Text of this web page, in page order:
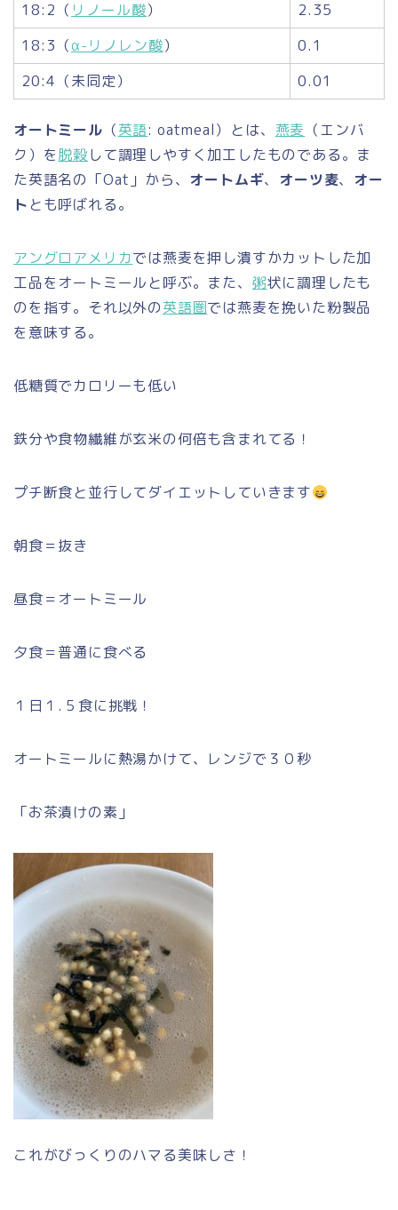
18:2（ リノール酸）
2.35
18:3（α-リノレン酸）
0.1
20:4（未同定）
0.01
オートミール （英語: oatmeal）とは、 燕麦 （エンバ
ク）を脱穀して調理しやすく加工したものである。ま
た英語名の「Oat」から、 オートムギ、 オーツ麦、 オー
トとも呼ばれる。
アングロアメリカでは燕麦を押し潰すかカットした加
工品をオートミールと呼ぶ。また、 粥状に調理したも
のを指す。それ以外の英語圏では燕麦を挽いた粉製品
を意味する。
低糖質でカロリーも低い
鉄分や食物繊維が玄米の何倍も含まれてる！
プチ断食と並行してダイエットしていきます
朝食＝抜き
昼食＝オートミール
夕食＝普通に食べる
１日１.５食に挑戦！
オートミールに熱湯かけて、レンジで３０秒
「お茶漬けの素」
これがびっくりのハマる美味しさ！